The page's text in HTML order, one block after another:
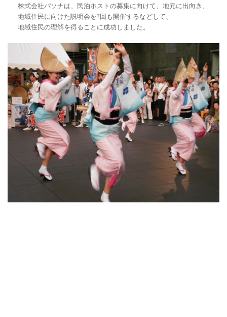
株式会社パソナは、民泊ホストの募集に向けて、地元に出向き、
地域住民に向けた説明会を7回も開催するなどして、
地域住民の理解を得ることに成功しました。